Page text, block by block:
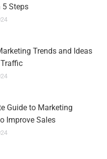
5 Steps
Trends and Ideas
Guide to Marketing
Improve Sales